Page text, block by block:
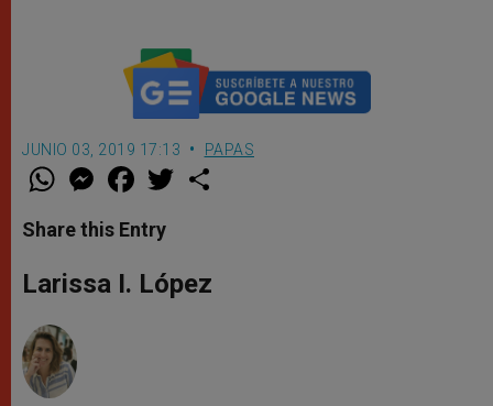
JUNIO 03, 2019 17:13 PAPAS
W
t
s
p
p
M
e
s
e
g
e
F
a
e
b
o
k
w
r
Share this Entry
Larissa I. López